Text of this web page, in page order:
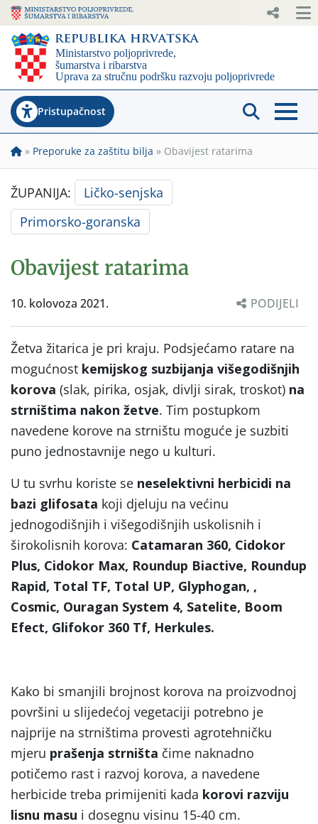
Pristupačnost
» Preporuke za zaštitu bilja » Obavijest ratarima
ŽUPANIJA:
Ličko-senjska
Primorsko-goranska
Obavijest ratarima
10. kolovoza 2021. PODIJELI
Žetva žitarica je pri kraju. Podsjećamo ratare na
mogućnost kemijskog suzbijanja višegodišnjih
korova (slak, pirika, osjak, divlji sirak, troskot) na
strništima nakon žetve. Tim postupkom
navedene korove na strništu moguće je suzbiti
puno jednostavnije nego u kulturi.
U tu svrhu koriste se neselektivni herbicidi na
bazi glifosata koji djeluju na većinu
jednogodišnjih i višegodišnjih uskolisnih i
širokolisnih korova: Catamaran 360, Cidokor
Plus, Cidokor Max, Roundup Biactive, Roundup
Rapid, Total TF, Total UP, Glyphogan, ,
Cosmic, Ouragan System 4, Satelite, Boom
Efect, Glifokor 360 Tf, Herkules.
Kako bi smanjili brojnost korova na proizvodnoj
površini u slijedećoj vegetaciji potrebno je
najprije na strništima provesti agrotehničku
mjeru prašenja strništa čime naknadno
potičemo rast i razvoj korova, a navedene
herbicide treba primijeniti kada korovi razviju
lisnu masu i dosegnu visinu 15-40 cm.